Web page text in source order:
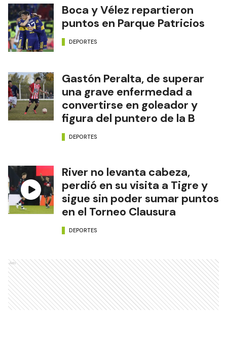
Boca y Vélez repartieron
puntos en Parque Patricios
DEPORTES
Gastón Peralta, de superar
una grave enfermedad a
convertirse en goleador y
figura del puntero de la B
DEPORTES
River no levanta cabeza,
perdió en su visita a Tigre y
sigue sin poder sumar puntos
en el Torneo Clausura
DEPORTES
Ads